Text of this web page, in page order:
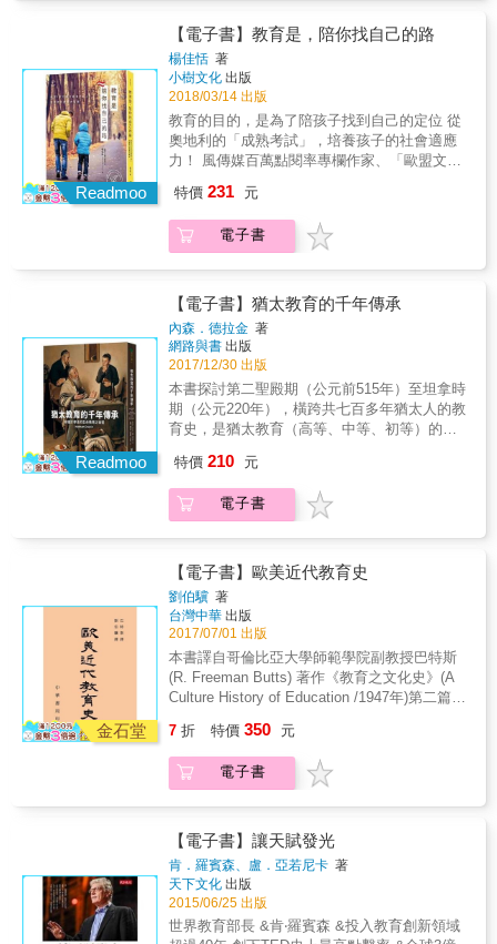
安全的空間，也幫助他們透過建立心理韌性來
克服挑戰。為了實現這個目標，我們有必要基
於厚實的理論和原則，並且以嚴謹的研究整合
服務模式，這正是本書所提供的。我們在服務
中很容易辨識出六個CARE原則，但很少見到將
它們完整融合其中的方案。「協同一致性」是
CARE模式的關鍵詞：孩子和專業實務之間的協
驗的協同一致性。有了CARE模式，專業工作者
孩子的日常生活壓力。這不僅尊重孩子接受最
佳照顧的權利，也建立了信任，進而提供更正
向的專業工作經驗和團隊合作感。在以實證為
本的模式中工作，有助於為孩子、專業工作者
及組織帶來正向的效應。──Jorge F. Del
Valle，西班牙歐維艾多大學心理社會介入教
授、兒童與家庭研究集團主任
灣視角的教育觀察：透過印度河濱學校的見學
過程，發現如何改變過往習以為常的「不合腳
的教育」；透過不一樣的教育態度分享，並透
過本土工作者的實際推展經驗，讓他山之石能
更接本土地氣，。 & ✓校園出發的教育思考：
從最真實的校園現場出發，勾勒河濱學校如何
打破生活與學習的界線，從18個圖文並茂、敘
事輕鬆卻寓意深遠的故事中，收斂出7堂值得深
思的教育經驗，理解讓孩子從「Can I？」到「I
的思考和準備，如同他在書中所寫道，「面對
一次又一次的挑戰，越是能做好準備，提升自
己的實力，就越能從容以對。這是在基本不過
的道理，鐵人三項如此，學習工作如此，人生
亦如此。」 本書特色 ☆康軒集團董事長李萬吉
先生第一本專欄文章精選集結，全書收錄一百
篇精彩短文！ ☆教育界鐵人現身說法，闡述運
動、教育與人生的鐵人教育理念！ ☆寓經營教
育事業和從事各項運動的心得於字裡行間，篇
篇蘊含他對教育和生活的關切與深意！
由李萬吉先生親筆撰寫，從升學、教育、運
動、日常生活到人生哲理，與讀者分享他從事
教育工作這麼多年來的所得所思所盼。李董事
長熱愛運動，投入馬拉松和三項鐵人運動多
年，在書中也將他個人從事這些運動所獲得的
體悟融入到教育工作中，以淺顯親切的文字，
談論深刻豐富的「鐵人」教育之道，傳授給讀
者其獨一無二的「鐵人」教育理念和生活哲
學！ 本書就像是作者在經營教育事業多年和投
含他對教育和運動的熱情，而書中內容就像他
在走入耳順之際對教育現場和人生經歷的反
思，也是在為他下一個階段的夢想與挑戰所做
一次又一次的挑戰，越是能做好準備，提升自
己的實力，就越能從容以對。這是在基本不過
的道理，鐵人三項如此，學習工作如此，人生
亦如此。」 本書特色 ☆康軒集團董事長李萬吉
先生第一本專欄文章精選集結，全書收錄一百
篇精彩短文！ ☆教育界鐵人現身說法，闡述運
動、教育與人生的鐵人教育理念！ ☆寓經營教
篇蘊含他對教育和生活的關切與深意！
Readmoo
【電子書】教育是，陪你找自己的路
楊佳恬 著
小樹文化 出版
2018/03/14 出版
教育的目的，是為了陪孩子找到自己的定位 從
奧地利的「成熟考試」，培養孩子的社會適應
力！ 風傳媒百萬點閱率專欄作家、「歐盟文化
教育就是培養孩子擁有高學歷，出社會才可以
找到好工作！ 奧地利這麼說：教育是，陪孩子
找到自己的定位，成為一個成熟、獨立、自信
教育，找到的他們自己的答案──教育是，陪你
找自己的路！ 奧地利教育大震撼： 1. 全錯的考
卷也可以得一百分？ 【奧地利教育重點】 只要
有獨特的解題思維，就算答案錯誤，奧地利老
師也會給分。 2. 辛苦背下全部的課文，奧地利
老師卻不買帳？ 【奧地利教育重點】 考試不是
照本宣科，而是當自己消化、理解後，用自己
的話說，才是真正的學習。 3. 考試成績不理
想，學期總成績也可以得高分？ 【奧地利教育
要平時多回答老師的問題，準時完成作業，就
算考試成績不理想，也可以有好的學期成績。
4. 70％以上的奧地利學生不選高中、大學，而
利人來說，只要是你要的，不論念書或是提早
就職，教育體制都會在背後支持你。 5. 16歲也
可以念奧地利大學？ 【奧地利教育重點】 只要
你有能力與天賦，不需要念高中也可以上大
學，因為，念書不是學習唯一的路。 6. 高中畢
業考，學生可以自己選擇考試科目？ 【奧地利
教育重點】 與其拚命念好老師教的課文內容，
是給孩子受用一生的禮物。 教育，就應該要能
夠讓人成長，也必須提供各種可能性；身為學
生，也必須有勇氣，能夠嘗試各種不同的道
有自我的大人，這才是奧地利教育的核心。 &
& 台灣女兒在奧地利長期教育觀察，用最客觀
的角度，看見台灣與奧地利教育差異，讓台灣
孩子也能擁有新的人生道路！ 本書特色 ‧從奧
地利教育觀點，沈思台灣教育迷思與困境。 ‧透
過台灣女兒的眼光，看見異國教育的優勢與缺
特價 231 元
電子書
Readmoo
【電子書】猶太教育的千年傳承
內森．德拉金 著
網路與書 出版
2017/12/30 出版
本書探討第二聖殿期（公元前515年）至坦拿時
期（公元220年），橫跨共七百多年猶太人的教
育史，是猶太教育（高等、中等、初等）的形
返耶路撒冷的猶太人，是個十分弱小的民族，
能保護他們存活下去的不是什麼武器、城堡，
而是他們的精神生活、傳統習俗和律法，教育
教育，關注於對妥拉（律法）的學習與遵守
&mdash;&mdash;孩童需要學習天文學，為的
是理解猶太曆法；學習植物學、動物學、生理
學、衛生與醫藥相關的知識，以配合猶太人的
飲食禁忌。他們將跨領域的世俗知識整合進妥
拉教育中，並確實地在生活中實踐出來。 普及
化教育，鍛鍊孩童記憶與分析力、循序漸進的
學習與實踐、重視學生個別差異因材施教、終
身學習、成為家中的優良成員、行使公民權等
早於兩千年前已為猶太教育所觸及，並發展出
一套精細的學習體系與制度，且熬過了世代的
苦難代代相傳至今，反映出古代猶太先賢深睿
的智慧與經驗。 教育是百年大計，它攸關數個
世代人民的福祉。這本書幫助讀者進一步延伸
探討與現代生活相關的主題，猶太教育引發我
們反省自身經歷的學習經驗與教育方法，更深
思考改革教育以及提升教育品質的可能性，為
後代子孫創造更多美善的生活空間。或許猶太
特價 210 元
電子書
金石堂
【電子書】歐美近代教育史
劉伯驥 著
台灣中華 出版
2017/07/01 出版
本書譯自哥倫比亞大學師範學院副教授巴特斯
(R. Freeman Butts) 著作《教育之文化史》(A
Culture History of Education /1947年)第二篇
為《歐美近代教育史》。 此書由美國教育家所
撰著，羅述近代世界之政治、經濟、文化、思
想，推論其演變之迹，對於教育過程之前因後
師範學院副教授巴特斯(R. Freeman Butts) 著
作《教育之文化史》(A Culture History of
Education /1947年)。 2.此書由美國教育家所撰
著，羅述近代世界之政治、經濟、文化、思
想，推論其演變之迹，對於教育過程之前因後
果，交互關係，和盤托出，較之他書更為詳
7 折 特價 350 元
電子書
【電子書】讓天賦發光
肯．羅賓森、盧．亞若尼卡 著
天下文化 出版
2015/06/25 出版
世界教育部長 &肯‧羅賓森 &投入教育創新領域